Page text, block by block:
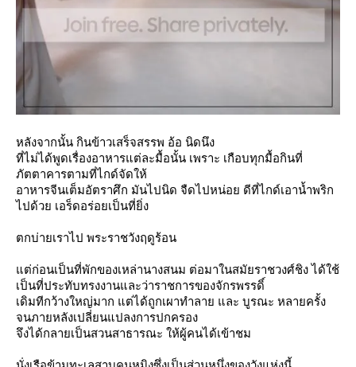
หลังจากนั้น กินข้าวเสร็จสรรพ อ้อ นิดนึง
ที่ไม่ได้พูดเรื่องอาหารแต่ละมื้อนั้น เพราะ เกือบทุกมื้อกินที่
ภัตตาคารตามที่ไกด์จัดให้
อาหารจีนเต็มอัตราศึก มันไปนิด จืดไปหน่อย ดีที่ไกด์เอาน้ำพริก
ไปด้วย เอร็ดอร่อยเป็นที่ยิ่ง
ตกบ่ายเราไป พระราชวังฤดูร้อน
ต่ก่อนเป็นที่พักของเหล่านางสนม ต่อมาในสมัยราชวงศ์ชิง ได้ใช้
เป็นที่ประทับทรงงานและว่าราชการของจักรพรรดิ์
เดิมทีกว้างใหญ่มาก แต่ได้ถูกเผาทำลาย และ บูรณะ หลายครั้ง
จนภายหลังเปลี่ยนแปลงการปกครอง
จึงได้กลายเป็นสวนสาธารณะ ให้ผู้คนได้เข้าชม